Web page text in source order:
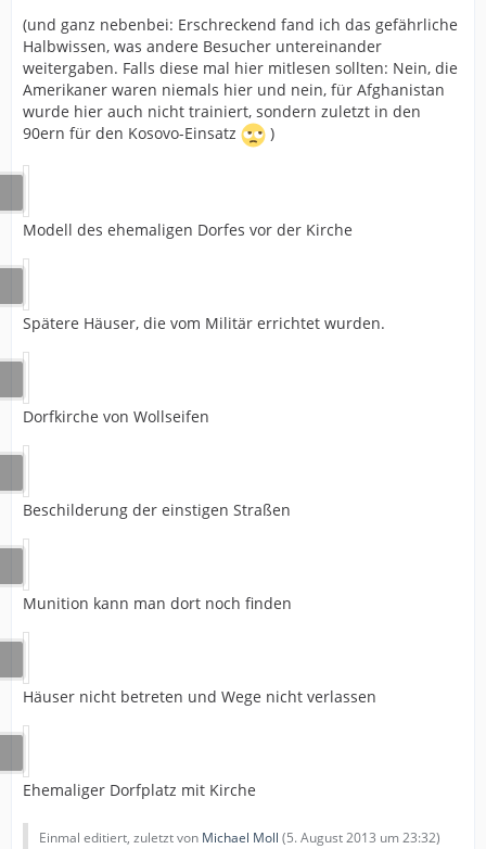
(und ganz nebenbei: Erschreckend fand ich das gefährliche
Halbwissen, was andere Besucher untereinander
weitergaben. Falls diese mal hier mitlesen sollten: Nein, die
Amerikaner waren niemals hier und nein, für Afghanistan
wurde hier auch nicht trainiert, sondern zuletzt in den
90ern für den Kosovo-Einsatz
)
Modell des ehemaligen Dorfes vor der Kirche
Spätere Häuser, die vom Militär errichtet wurden.
Dorfkirche von Wollseifen
Beschilderung der einstigen Straßen
Munition kann man dort noch finden
Häuser nicht betreten und Wege nicht verlassen
Ehemaliger Dorfplatz mit Kirche
Einmal editiert, zuletzt von Michael Moll (5. August 2013 um 23:32)